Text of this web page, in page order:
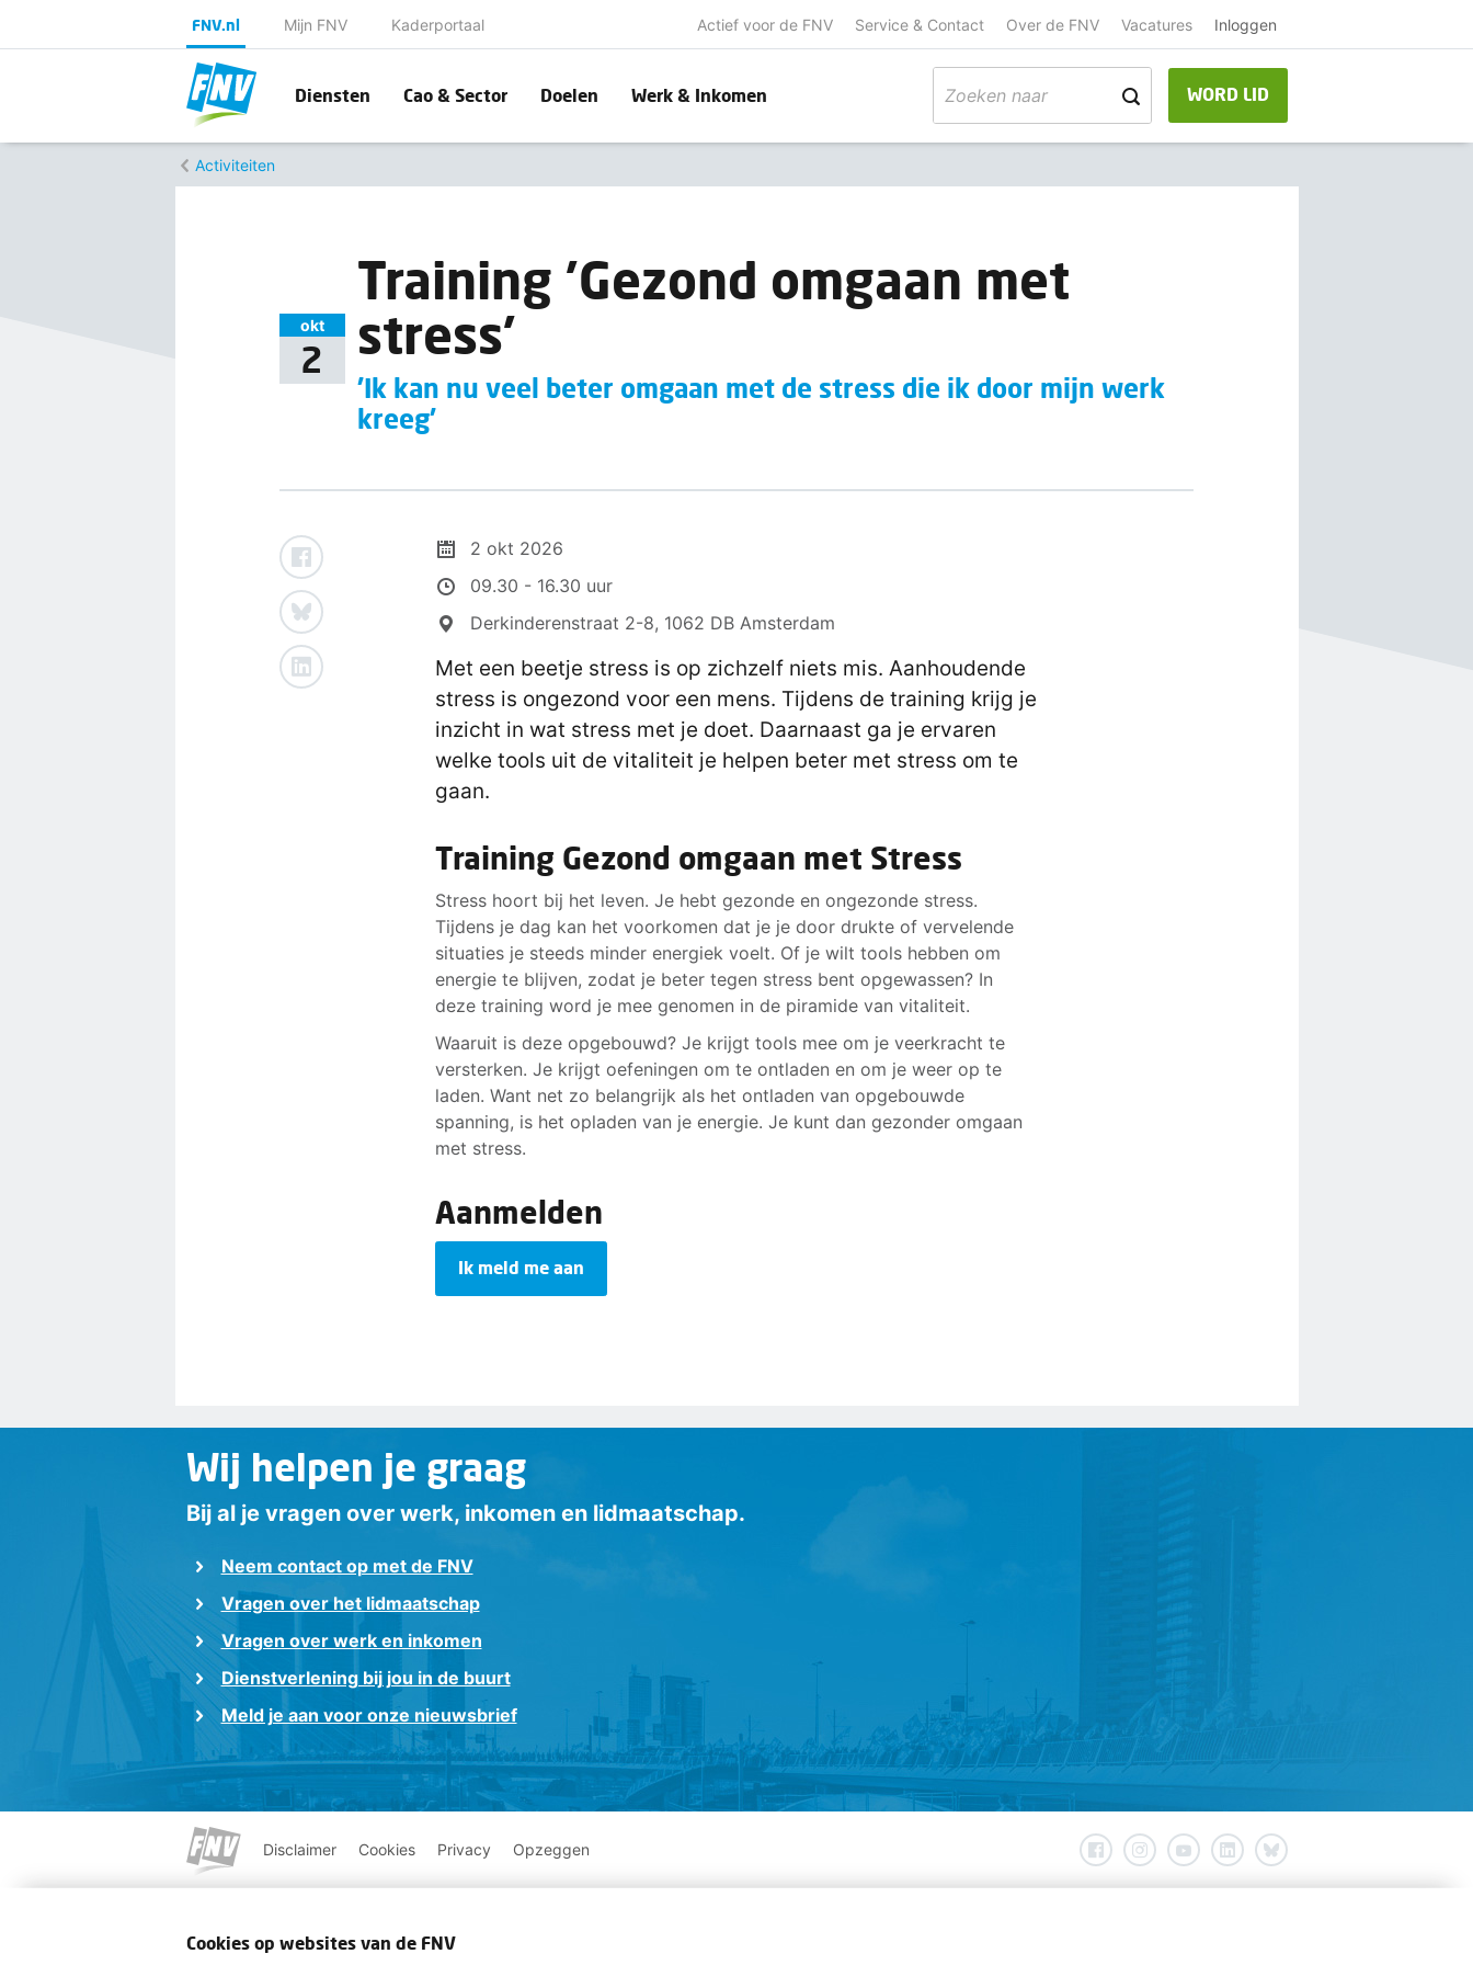
FNV.nl Mijn FNV Kaderportaal Actief voor de FNV Service & Contact Over de FNV Vacatures Inloggen
Diensten Cao & Sector Doelen Werk & Inkomen WORD LID
Activiteiten
okt
2
Training 'Gezond omgaan met
stress'
'Ik kan nu veel beter omgaan met de stress die ik door mijn werk
kreeg'
2 okt 2026
09.30 - 16.30 uur
Derkinderenstraat 2-8, 1062 DB Amsterdam
Met een beetje stress is op zichzelf niets mis. Aanhoudende
stress is ongezond voor een mens. Tijdens de training krijg je
inzicht in wat stress met je doet. Daarnaast ga je ervaren
welke tools uit de vitaliteit je helpen beter met stress om te
gaan.
Training Gezond omgaan met Stress
Stress hoort bij het leven. Je hebt gezonde en ongezonde stress.
Tijdens je dag kan het voorkomen dat je je door drukte of vervelende
situaties je steeds minder energiek voelt. Of je wilt tools hebben om
energie te blijven, zodat je beter tegen stress bent opgewassen? In
deze training word je mee genomen in de piramide van vitaliteit.
Waaruit is deze opgebouwd? Je krijgt tools mee om je veerkracht te
versterken. Je krijgt oefeningen om te ontladen en om je weer op te
laden. Want net zo belangrijk als het ontladen van opgebouwde
spanning, is het opladen van je energie. Je kunt dan gezonder omgaan
met stress.
Aanmelden
Ik meld me aan
Wij helpen je graag
Bij al je vragen over werk, inkomen en lidmaatschap.
Neem contact op met de FNV
Vragen over het lidmaatschap
Vragen over werk en inkomen
Dienstverlening bij jou in de buurt
Meld je aan voor onze nieuwsbrief
Disclaimer Cookies Privacy Opzeggen
Cookies op websites van de FNV